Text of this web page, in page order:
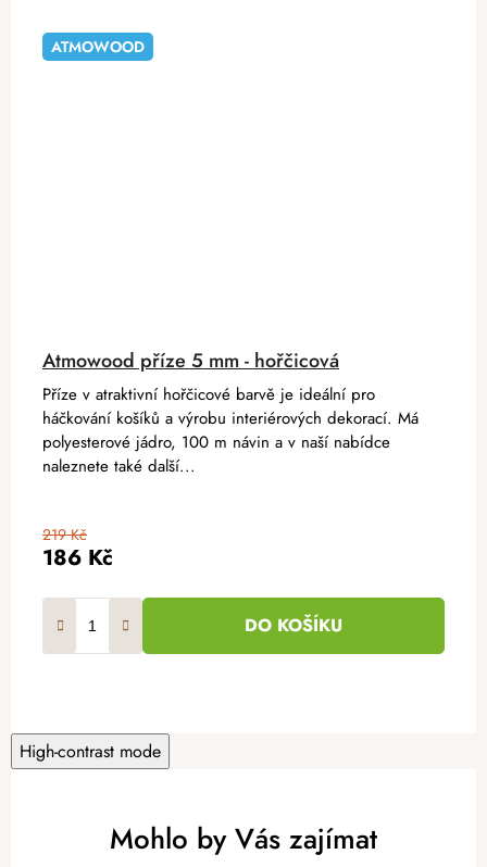
ATMOWOOD
Atmowood příze 5 mm - hořčicová
186 Kč
219 Kč
DO KOŠÍKU
Příze v atraktivní hořčicové barvě je ideální pro
háčkování košíků a výrobu interiérových dekorací. Má
polyesterové jádro, 100 m návin a v naší nabídce
naleznete také další...
High-contrast mode
Mohlo by Vás zajímat